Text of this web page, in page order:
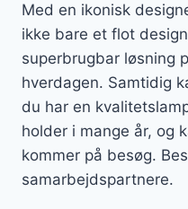
Med en ikonisk
ikke bare et flot
superbrugbar løsning
hverdagen. Samtidig
du har en
holder i mange år, og
kommer på besøg.
samarbejdspartnere.